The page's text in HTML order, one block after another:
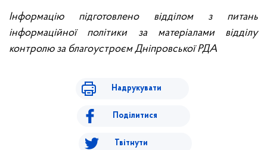
Інформацію підготовлено відділом з питань
інформаційної політики за матеріалами відділу
контролю за благоустроєм Дніпровської РДА
Надрукувати
Поділитися
Твітнути